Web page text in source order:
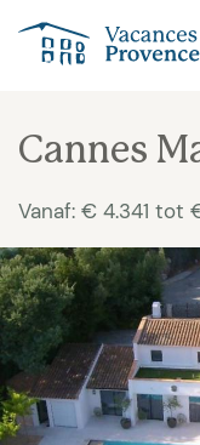
Cannes
Vanaf: € 4.341 tot